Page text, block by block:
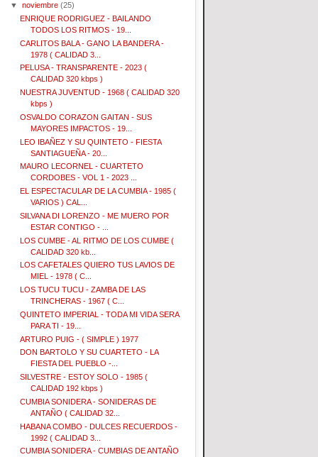
▼noviembre (25)
ENRIQUE RODRIGUEZ - BAILANDO
TODOS LOS RITMOS - 19...
CARLITOS BALA - GANO LA BANDERA -
1978 ( CALIDAD 3...
PELUSA - TRANSPARENTE - 2023 (
CALIDAD 320 kbps )
NUESTRA JUVENTUD - 1968 ( CALIDAD 320
kbps )
OSVALDO CORAZON GAITAN - SUS
MAYORES IMPACTOS - 19...
LEO IBAÑEZ Y SU QUINTETO - FIESTA
SANTIAGUEÑA - 20...
MAURO LECORNEL - CUARTETO
CORDOBES - VOL 1 - 2023 ...
EL ESPECTACULAR DE LA CUMBIA - 1985 (
VARIOS ) CAL...
SILVANA DI LORENZO - ME MUERO POR
ESTAR CONTIGO - ...
LOS CUMBE - AL RITMO DE LOS CUMBE (
CALIDAD 320 kb...
LOS CAFETALES QUIERO TUS LAVIOS DE
MIEL - 1978 ( C...
LOS TUCU TUCU - ZAMBA DE LAS
TRINCHERAS - 1967 ( C...
QUINTETO IMPERIAL - TODA MI VIDA SERA
PARA TI - 19...
ARTURO PUIG - ( SIMPLE ) 1977
DON BARTOLO Y SU CUARTETO - LA
FIESTA DEL PUEBLO -...
SILVESTRE - ESTOY SOLO - 1985 (
CALIDAD 192 kbps )
CUMBIA SONIDERA - SONIDERAS DE
ANTAÑO ( CALIDAD 32...
HABANA COMBO - DULCES RECUERDOS -
1992 ( CALIDAD 3...
CUMBIA SONIDERA - CUMBIAS DE ANTAÑO